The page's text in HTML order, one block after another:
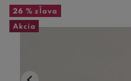
26 % zľava
Akcia